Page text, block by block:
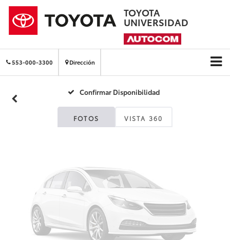
TOYOTA
UNIVERSIDAD
553-000-3300 Dirección
Confirmar Disponibilidad
FOTOS VISTA 360
Fotos No
Disponibles
Por favor, revise luego